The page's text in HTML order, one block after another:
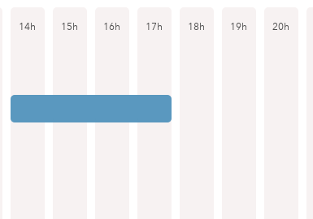
14h 15h 16h 17h 18h 19h 20h